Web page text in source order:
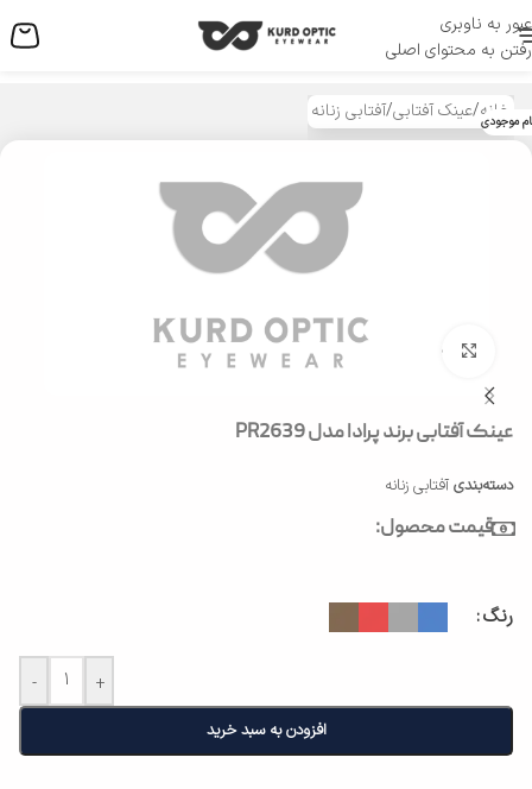
عبور به ناوبری
رفتن به محتوای اصلی
منو
خانه/عینک آفتابی/آفتابی زنانه موجودی
بزرگنمایی تصویر
عینک آفتابی برند پرادا مدل PR2639
دسته‌بندی آفتابی زنانه
قیمت محصول:
رنگ
- +
افزودن به سبد خرید